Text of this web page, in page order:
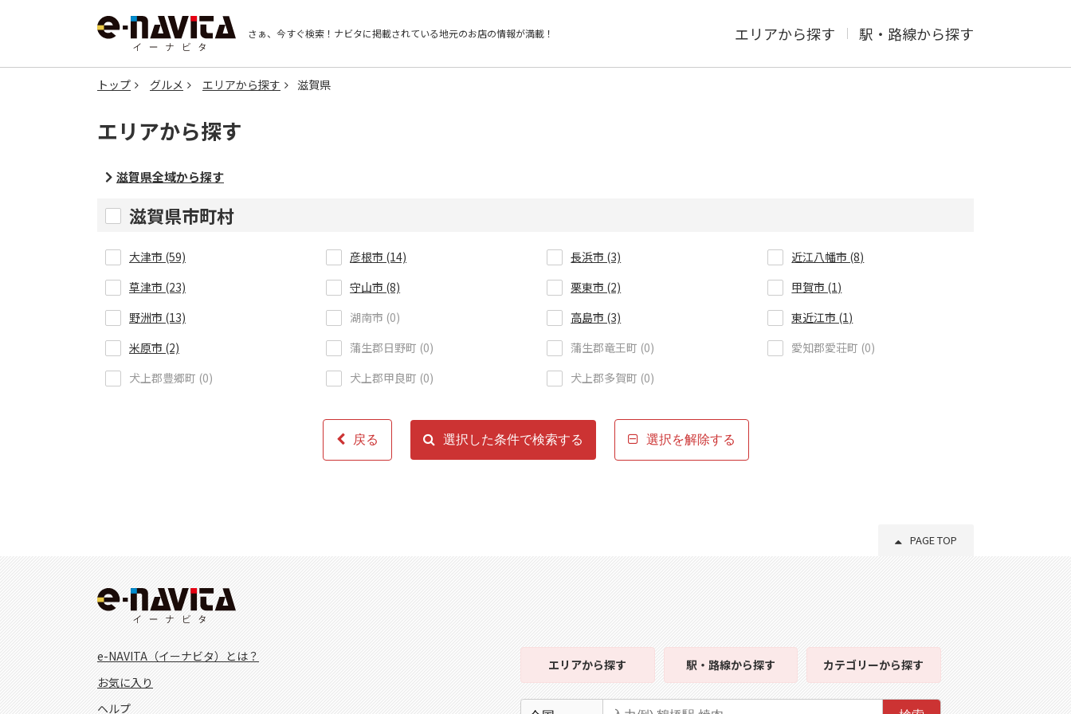
さぁ、今すぐ検索！ ナビタに掲載されている地元のお店の情報が満載！ エリアから探す 駅・路線から探す
トップ グルメ エリアから探す 滋賀県
エリアから探す
滋賀県全域から探す
滋賀県市町村
大津市 (59) 彦根市 (14) 長浜市 (3)
近江八幡市 (8)
草津市 (23)
守山市 (8) 栗東市 (2)
甲賀市 (1)
野洲市 (13)
湖南市 (0) 高島市 (3)
東近江市 (1)
米原市 (2)
蒲生郡日野町 (0) 蒲生郡竜王町 (0)
愛知郡愛荘町 (0)
犬上郡豊郷町 (0)
犬上郡甲良町 (0) 犬上郡多賀町 (0)
戻る 選択した条件で検索する 選択を解除する
PAGE TOP
e-NAVITA（イーナビタ）とは？
お気に入り
ヘルプ
エリアから探す 駅・路線から探す カテゴリーから探す